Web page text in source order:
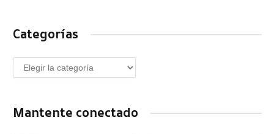
Categorías
Mantente conectado